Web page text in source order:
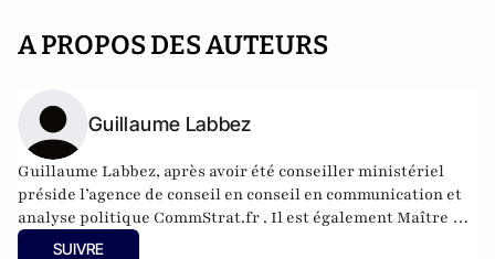
A PROPOS DES AUTEURS
Guillaume Labbez
Guillaume Labbez, après avoir été conseiller ministériel
préside l’agence de conseil en conseil en communication et
analyse politique CommStrat.fr . Il est également Maître de
Conférences et directeur pédagogique à Sciences Po
SUIVRE